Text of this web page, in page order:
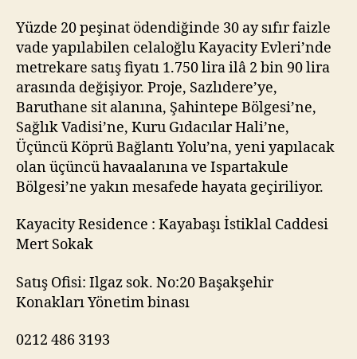
Yüzde 20 peşinat ödendiğinde 30 ay sıfır faizle
vade yapılabilen celaloğlu Kayacity Evleri’nde
metrekare satış fiyatı 1.750 lira ilâ 2 bin 90 lira
arasında değişiyor. Proje, Sazlıdere’ye,
Baruthane sit alanına, Şahintepe Bölgesi’ne,
Sağlık Vadisi’ne, Kuru Gıdacılar Hali’ne,
Üçüncü Köprü Bağlantı Yolu’na, yeni yapılacak
olan üçüncü havaalanına ve Ispartakule
Bölgesi’ne yakın mesafede hayata geçiriliyor.
Kayacity Residence : Kayabaşı İstiklal Caddesi
Mert Sokak
Satış Ofisi: Ilgaz sok. No:20 Başakşehir
Konakları Yönetim binası
0212 486 3193